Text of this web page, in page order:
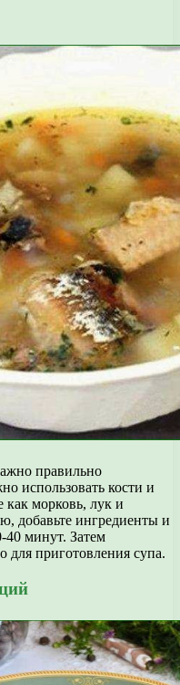
правильно
использовать кости и
морковь, лук и
добавьте ингредиенты и
40 минут. Затем
для приготовления супа.